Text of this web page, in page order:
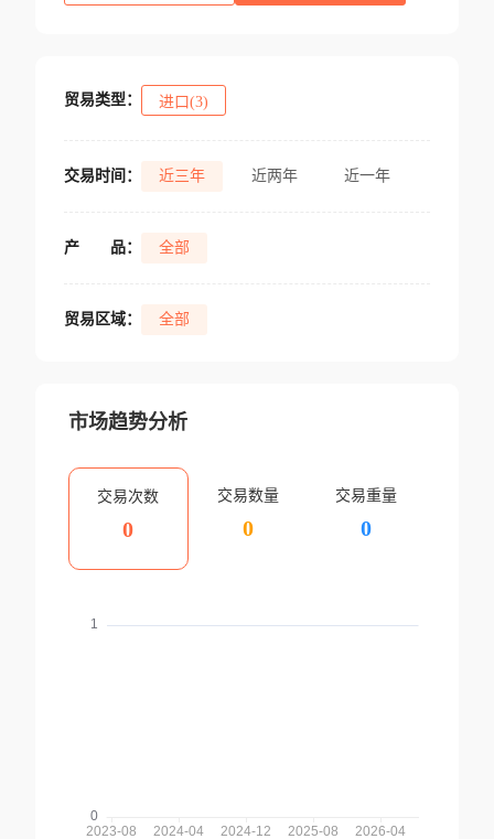
贸易类型： 进口(3)
交易时间： 近三年 近两年 近一年
产 品： 全部
贸易区域： 全部
市场趋势分析
交易次数
0
交易数量
0
交易重量
0